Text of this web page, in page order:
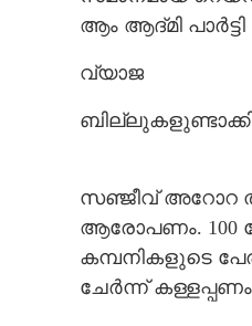
ആം ആദ്മി
വ്യാജ
ബില്ലുകളുണ്ടാക്കി
സഞ്ജീവ് അറോറ
ആരോപണം. 100
കമ്പനികളുടെ
ചേർന്ന്